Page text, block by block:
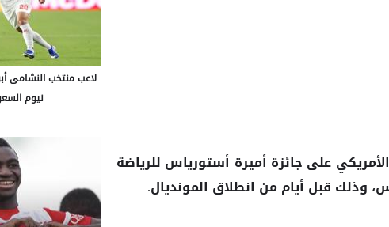
الأمريكي على جائزة أميرة أستورياس للرياضة
لاعب منتخب النشامى
نيوم